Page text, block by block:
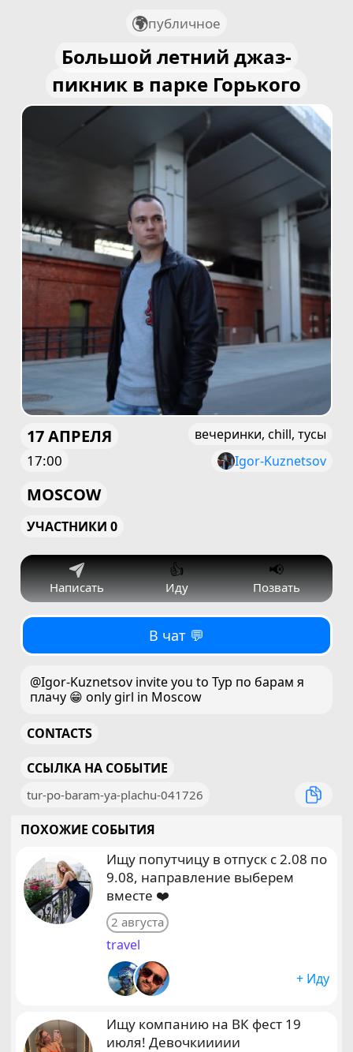
публичное
Большой летний джаз-
пикник в парке Горького
17 АПРЕЛЯ
17:00
вечеринки, chill, тусы
Igor-Kuznetsov
MOSCOW
УЧАСТНИКИ 0
Написать
👍
Иду
📢
Позвать
В чат 💬
@Igor-Kuznetsov invite you to Тур по барам я
плачу 😁 only girl in Moscow
CONTACTS
ССЫЛКА НА СОБЫТИЕ
tur-po-baram-ya-plachu-041726
ПОХОЖИЕ СОБЫТИЯ
Ищу попутчицу в отпуск с 2.08 по
9.08, направление выберем
вместе ❤️
2 августа
travel
+ Иду
Ищу компанию на ВК фест 19
июля! Девочкиииии